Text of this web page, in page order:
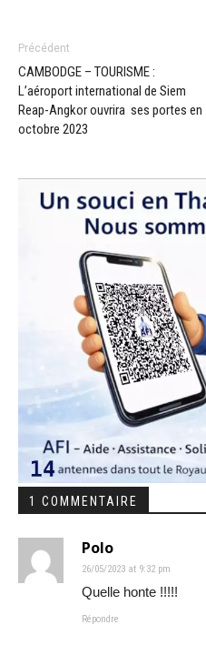
Précédent
CAMBODGE – TOURISME :
L’aéroport international de Siem
Reap-Angkor ouvrira ses portes en
octobre 2023
1 COMMENTAIRE
Polo
26/05/2023 at 9:32 pm
Quelle honte !!!!!
Répondre